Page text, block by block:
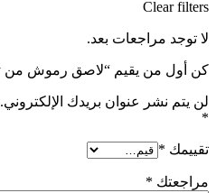
Clear filters
لا توجد مراجعات بعد.
كن أول من يقيم “لاصق رموش من Huda Beauty”
لن يتم نشر عنوان بريدك الإلكتروني.
*
تقييمك *
مراجعتك *